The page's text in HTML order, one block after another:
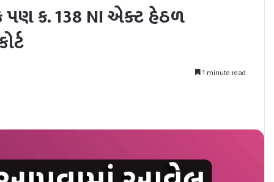
પણ ક. 138 NI એક્ટ હેઠળ
1 minute read